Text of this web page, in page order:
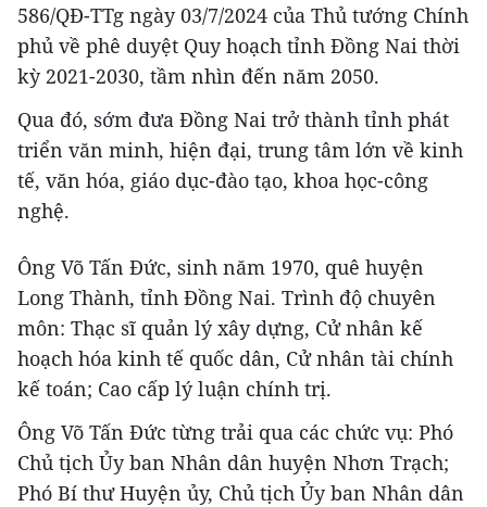
586/QĐ-TTg ngày 03/7/2024 của Thủ tướng Chính
phủ về phê duyệt Quy hoạch tỉnh Đồng Nai thời
kỳ 2021-2030, tầm nhìn đến năm 2050.
Qua đó, sớm đưa Đồng Nai trở thành tỉnh phát
triển văn minh, hiện đại, trung tâm lớn về kinh
tế, văn hóa, giáo dục-đào tạo, khoa học-công
nghệ.
Ông Võ Tấn Đức, sinh năm 1970, quê huyện
Long Thành, tỉnh Đồng Nai. Trình độ chuyên
môn: Thạc sĩ quản lý xây dựng, Cử nhân kế
hoạch hóa kinh tế quốc dân, Cử nhân tài chính
kế toán; Cao cấp lý luận chính trị.
Ông Võ Tấn Đức từng trải qua các chức vụ: Phó
Chủ tịch Ủy ban Nhân dân huyện Nhơn Trạch;
Phó Bí thư Huyện ủy, Chủ tịch Ủy ban Nhân dân